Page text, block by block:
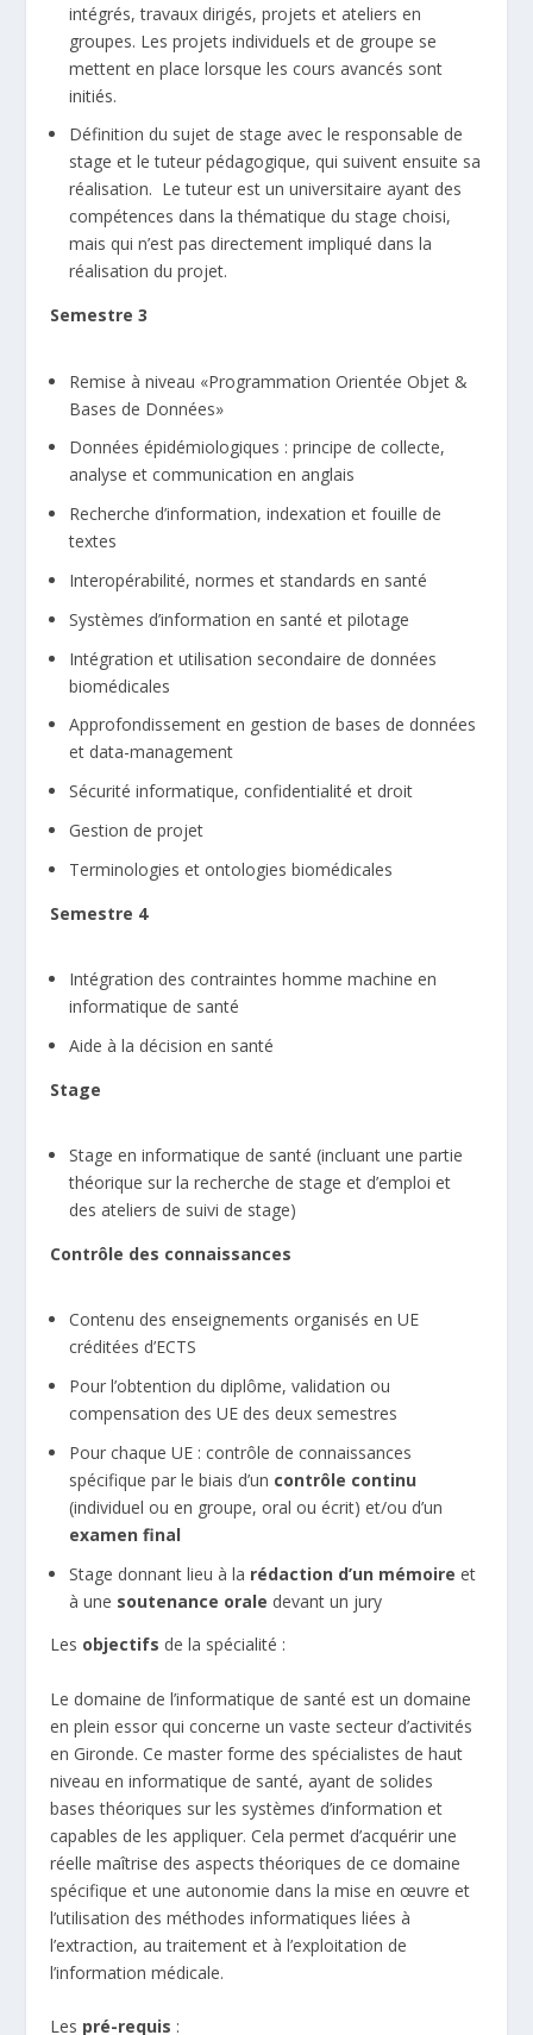
intégrés, travaux dirigés, projets et ateliers en
groupes. Les projets individuels et de groupe se
mettent en place lorsque les cours avancés sont
initiés.
Définition du sujet de stage avec le responsable de
stage et le tuteur pédagogique, qui suivent ensuite sa
réalisation. Le tuteur est un universitaire ayant des
compétences dans la thématique du stage choisi,
mais qui n’est pas directement impliqué dans la
réalisation du projet.
Semestre 3
Remise à niveau «Programmation Orientée Objet &
Bases de Données»
Données épidémiologiques : principe de collecte,
analyse et communication en anglais
Recherche d’information, indexation et fouille de
textes
Interopérabilité, normes et standards en santé
Systèmes d’information en santé et pilotage
Intégration et utilisation secondaire de données
biomédicales
Approfondissement en gestion de bases de données
et data-management
Sécurité informatique, confidentialité et droit
Gestion de projet
Terminologies et ontologies biomédicales
Semestre 4
Intégration des contraintes homme machine en
informatique de santé
Aide à la décision en santé
Stage
Stage en informatique de santé (incluant une partie
théorique sur la recherche de stage et d’emploi et
des ateliers de suivi de stage)
Contrôle des connaissances
Contenu des enseignements organisés en UE
créditées d’ECTS
Pour l’obtention du diplôme, validation ou
compensation des UE des deux semestres
Pour chaque UE : contrôle de connaissances
spécifique par le biais d’un contrôle continu
(individuel ou en groupe, oral ou écrit) et/ou d’un
examen final
Stage donnant lieu à la rédaction d’un mémoireet
à une soutenance orale devant un jury
Les objectifs de la spécialité :
Le domaine de l’informatique de santé est un domaine
en plein essor qui concerne un vaste secteur d’activités
en Gironde. Ce master forme des spécialistes de haut
niveau en informatique de santé, ayant de solides
bases théoriques sur les systèmes d’information et
capables de les appliquer. Cela permet d’acquérir une
réelle maîtrise des aspects théoriques de ce domaine
spécifique et une autonomie dans la mise en œuvre et
l’utilisation des méthodes informatiques liées à
l’extraction, au traitement et à l’exploitation de
l’information médicale.
Les pré-requis :